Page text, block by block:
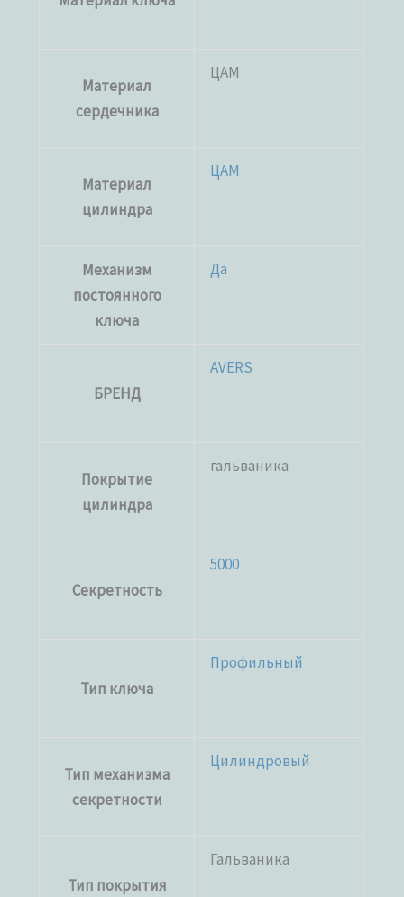
Материал
сердечника
ЦАМ
Материал
цилиндра
ЦАМ
Механизм
постоянного
ключа
Да
БРЕНД
AVERS
Покрытие
цилиндра
гальваника
Секретность
5000
Тип ключа
Профильный
Тип механизма
секретности
Цилиндровый
Тип покрытия
Гальваника